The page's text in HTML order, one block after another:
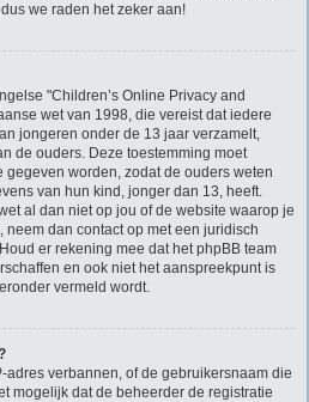
we raden het zeker aan!
"Children’s Online Privacy and
wet van 1998, die vereist dat iedere
jongeren onder de 13 jaar verzamelt,
de ouders. Deze toestemming moet
worden, zodat de ouders weten
van hun kind, jonger dan 13, heeft.
al dan niet op jou of de website waarop je
dan contact op met een juridisch
er rekening mee dat het phpBB team
en ook niet het aanspreekpunt is
vermeld wordt.
adres verbannen, of de gebruikersnaam die
mogelijk dat de beheerder de registratie